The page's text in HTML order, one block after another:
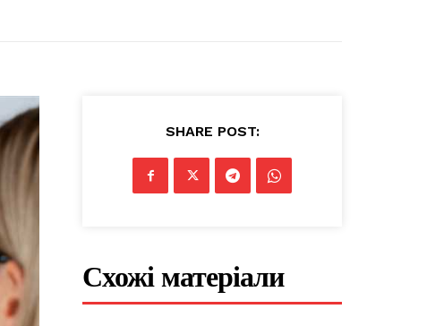
SHARE POST:
Схожі матеріали